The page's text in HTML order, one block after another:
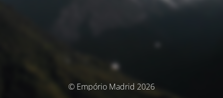
© Empório Madrid 2026